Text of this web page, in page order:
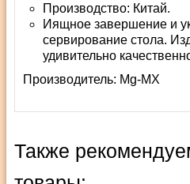
Производство: Китай.
Иящное завершение и
сервирование стола.
удивительно
Производитель: Mg-MX
Также